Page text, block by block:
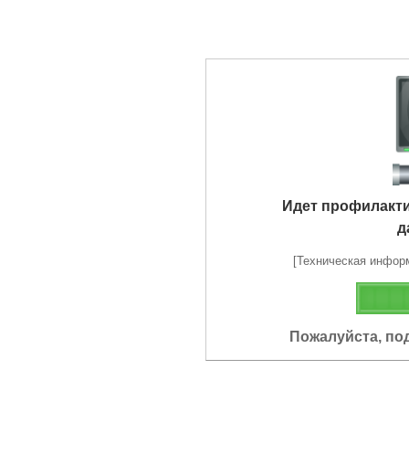
Идет
[Техническая
Пожалуйста,